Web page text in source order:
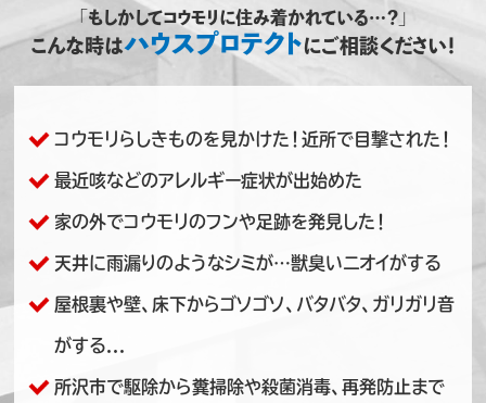
「もしかしてコウモリに住み着かれている…？」
こんな時はハウスプロテクトにご相談ください！
コウモリらしきものを見かけた！近所で目撃された！
最近咳などのアレルギー症状が出始めた
家の外でコウモリのフンや足跡を発見した！
天井に雨漏りのようなシミが…獣臭いニオイがする
屋根裏や壁、床下からゴソゴソ、バタバタ、ガリガリ音
がする...
所沢市で駆除から糞掃除や殺菌消毒、再発防止まで